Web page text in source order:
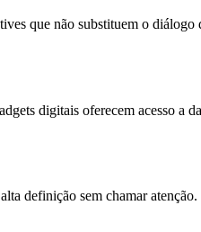
que não substituem o
digitais oferecem acesso a
definição sem chamar